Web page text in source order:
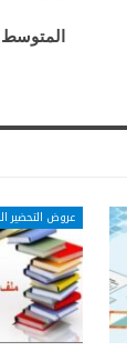
عروض التحضير